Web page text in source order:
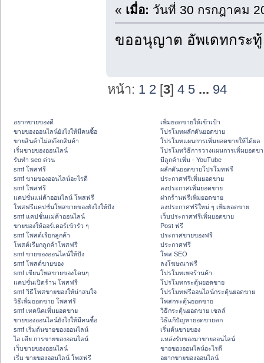
« เมื่อ: วันที่ 30 กรกฎาคม
ขออนุญาต อัพเดทกระทู้
หน้า: 1 2 [3]4 5 ... 94
อยากขายของดี
ขายของออนไลน์ยังไงให้มีคนซื้อ
ขายสินค้าไม่สต๊อกสินค้า
เริ่มขายของออนไลน์
รับทำ seo ด่วน
smf โพสฟรี
smf ขายของออนไลน์อะไรดี
smf โพสฟรี
แคปชั่นแม่ค้าออนไลน์ โพสฟรี
โพสฟรีแคปชั่นโพสขายของยังไงให้ปัง
smf แคปชั่นแม่ค้าออนไลน์
ขายของให้ออร์เดอร์เข้ารัว ๆ
smf โพสต์เรียกลูกค้า
โพสต์เรียกลูกค้าโพสฟรี
smf ขายของออนไลน์ให้ปัง
smf โพสต์ขายของ
smf เขียนโพสขายของโดนๆ
แคปชั่นเปิดร้าน โพสฟรี
smf วิธีโพสขายของให้น่าสนใจ
วิธีเพิ่มยอดขาย โพสฟรี
smf เทคนิคเพิ่มยอดขาย
ขายของออนไลน์ยังไงให้มีคนซื้อ
smf เริ่มต้นขายของออนไลน์
ไอ เดีย การขายของออนไลน์
เว็บขายของออนไลน์
เริ่ม ขายของออนไลน์ โพสฟรี
เพิ่มยอดขายให้เข้าเป้า
โปรโมทผลักดันยอดขาย
โปรโมทแผนการเพิ่มยอดขายให้ได้ผล
โปรโมทวิธีการวางแผนการเพิ่มยอดข
มีลูกค้าเพิ่ม - YouTube
ผลักดันยอดขายโปรโมทฟรี
ประกาศฟรีเพิ่มยอดขาย
ลงประกาศเพิ่มยอดขาย
ฝากร้านฟรีเพิ่มยอดขาย
ลงประกาศฟรีใหม่ ๆ เพิ่มยอดขาย
เว็บประกาศฟรีเพิ่มยอดขาย
Post ฟรี
ประกาศขายของฟรี
ประกาศฟรี
โพส SEO
ลงโฆษณาฟรี
โปรโมทเพจร้านค้า
โปรโมทกระตุ้นยอดขาย
โปรโมทฟรีออนไลน์กระตุ้นยอดขาย
โพสกระตุ้นยอดขาย
วิธีกระตุ้นยอดขาย เซลล์
วิธีแก้ปัญหายอดขายตก
เริ่มต้นขายของ
แหล่งรับของมาขายออนไลน์
ขายของออนไลน์อะไรดี
อยากขายของออนไลน์